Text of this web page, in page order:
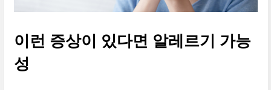
이런 증상이 있다면 알레르기 가능
성